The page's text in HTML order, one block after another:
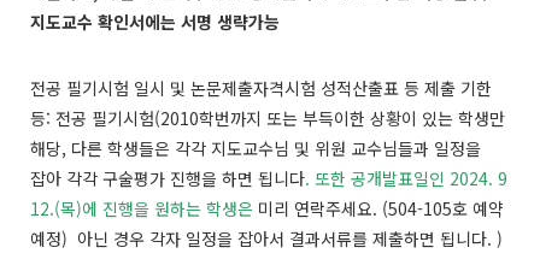
지도교수 확인서에는 서명 생략가능
전공 필기시험 일시 및 논문제출자격시험 성적산출표 등 제출 기한
등: 전공 필기시험(2010학번까지 또는 부득이한 상황이 있는 학생만
해당, 다른 학생들은 각각 지도교수님 및 위원 교수님들과 일정을
잡아 각각 구술평가 진행을 하면 됩니다. 또한 공개발표일인 2024. 9
12.(목)에 진행을 원하는 학생은 미리 연락주세요. (504-105호 예약
예정) 아닌 경우 각자 일정을 잡아서 결과서류를 제출하면 됩니다. )